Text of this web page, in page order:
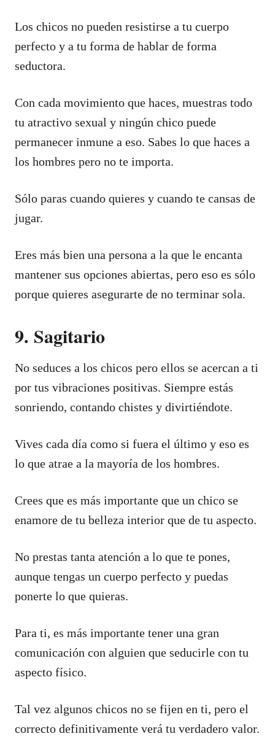
Los chicos no pueden resistirse a tu cuerpo
perfecto y a tu forma de hablar de forma
seductora.
Con cada movimiento que haces, muestras todo
tu atractivo sexual y ningún chico puede
permanecer inmune a eso. Sabes lo que haces a
los hombres pero no te importa.
Sólo paras cuando quieres y cuando te cansas de
jugar.
Eres más bien una persona a la que le encanta
mantener sus opciones abiertas, pero eso es sólo
porque quieres asegurarte de no terminar sola.
9. Sagitario
No seduces a los chicos pero ellos se acercan a ti
por tus vibraciones positivas. Siempre estás
sonriendo, contando chistes y divirtiéndote.
Vives cada día como si fuera el último y eso es
lo que atrae a la mayoría de los hombres.
Crees que es más importante que un chico se
enamore de tu belleza interior que de tu aspecto.
No prestas tanta atención a lo que te pones,
aunque tengas un cuerpo perfecto y puedas
ponerte lo que quieras.
Para ti, es más importante tener una gran
comunicación con alguien que seducirle con tu
aspecto físico.
Tal vez algunos chicos no se fijen en ti, pero el
correcto definitivamente verá tu verdadero valor.